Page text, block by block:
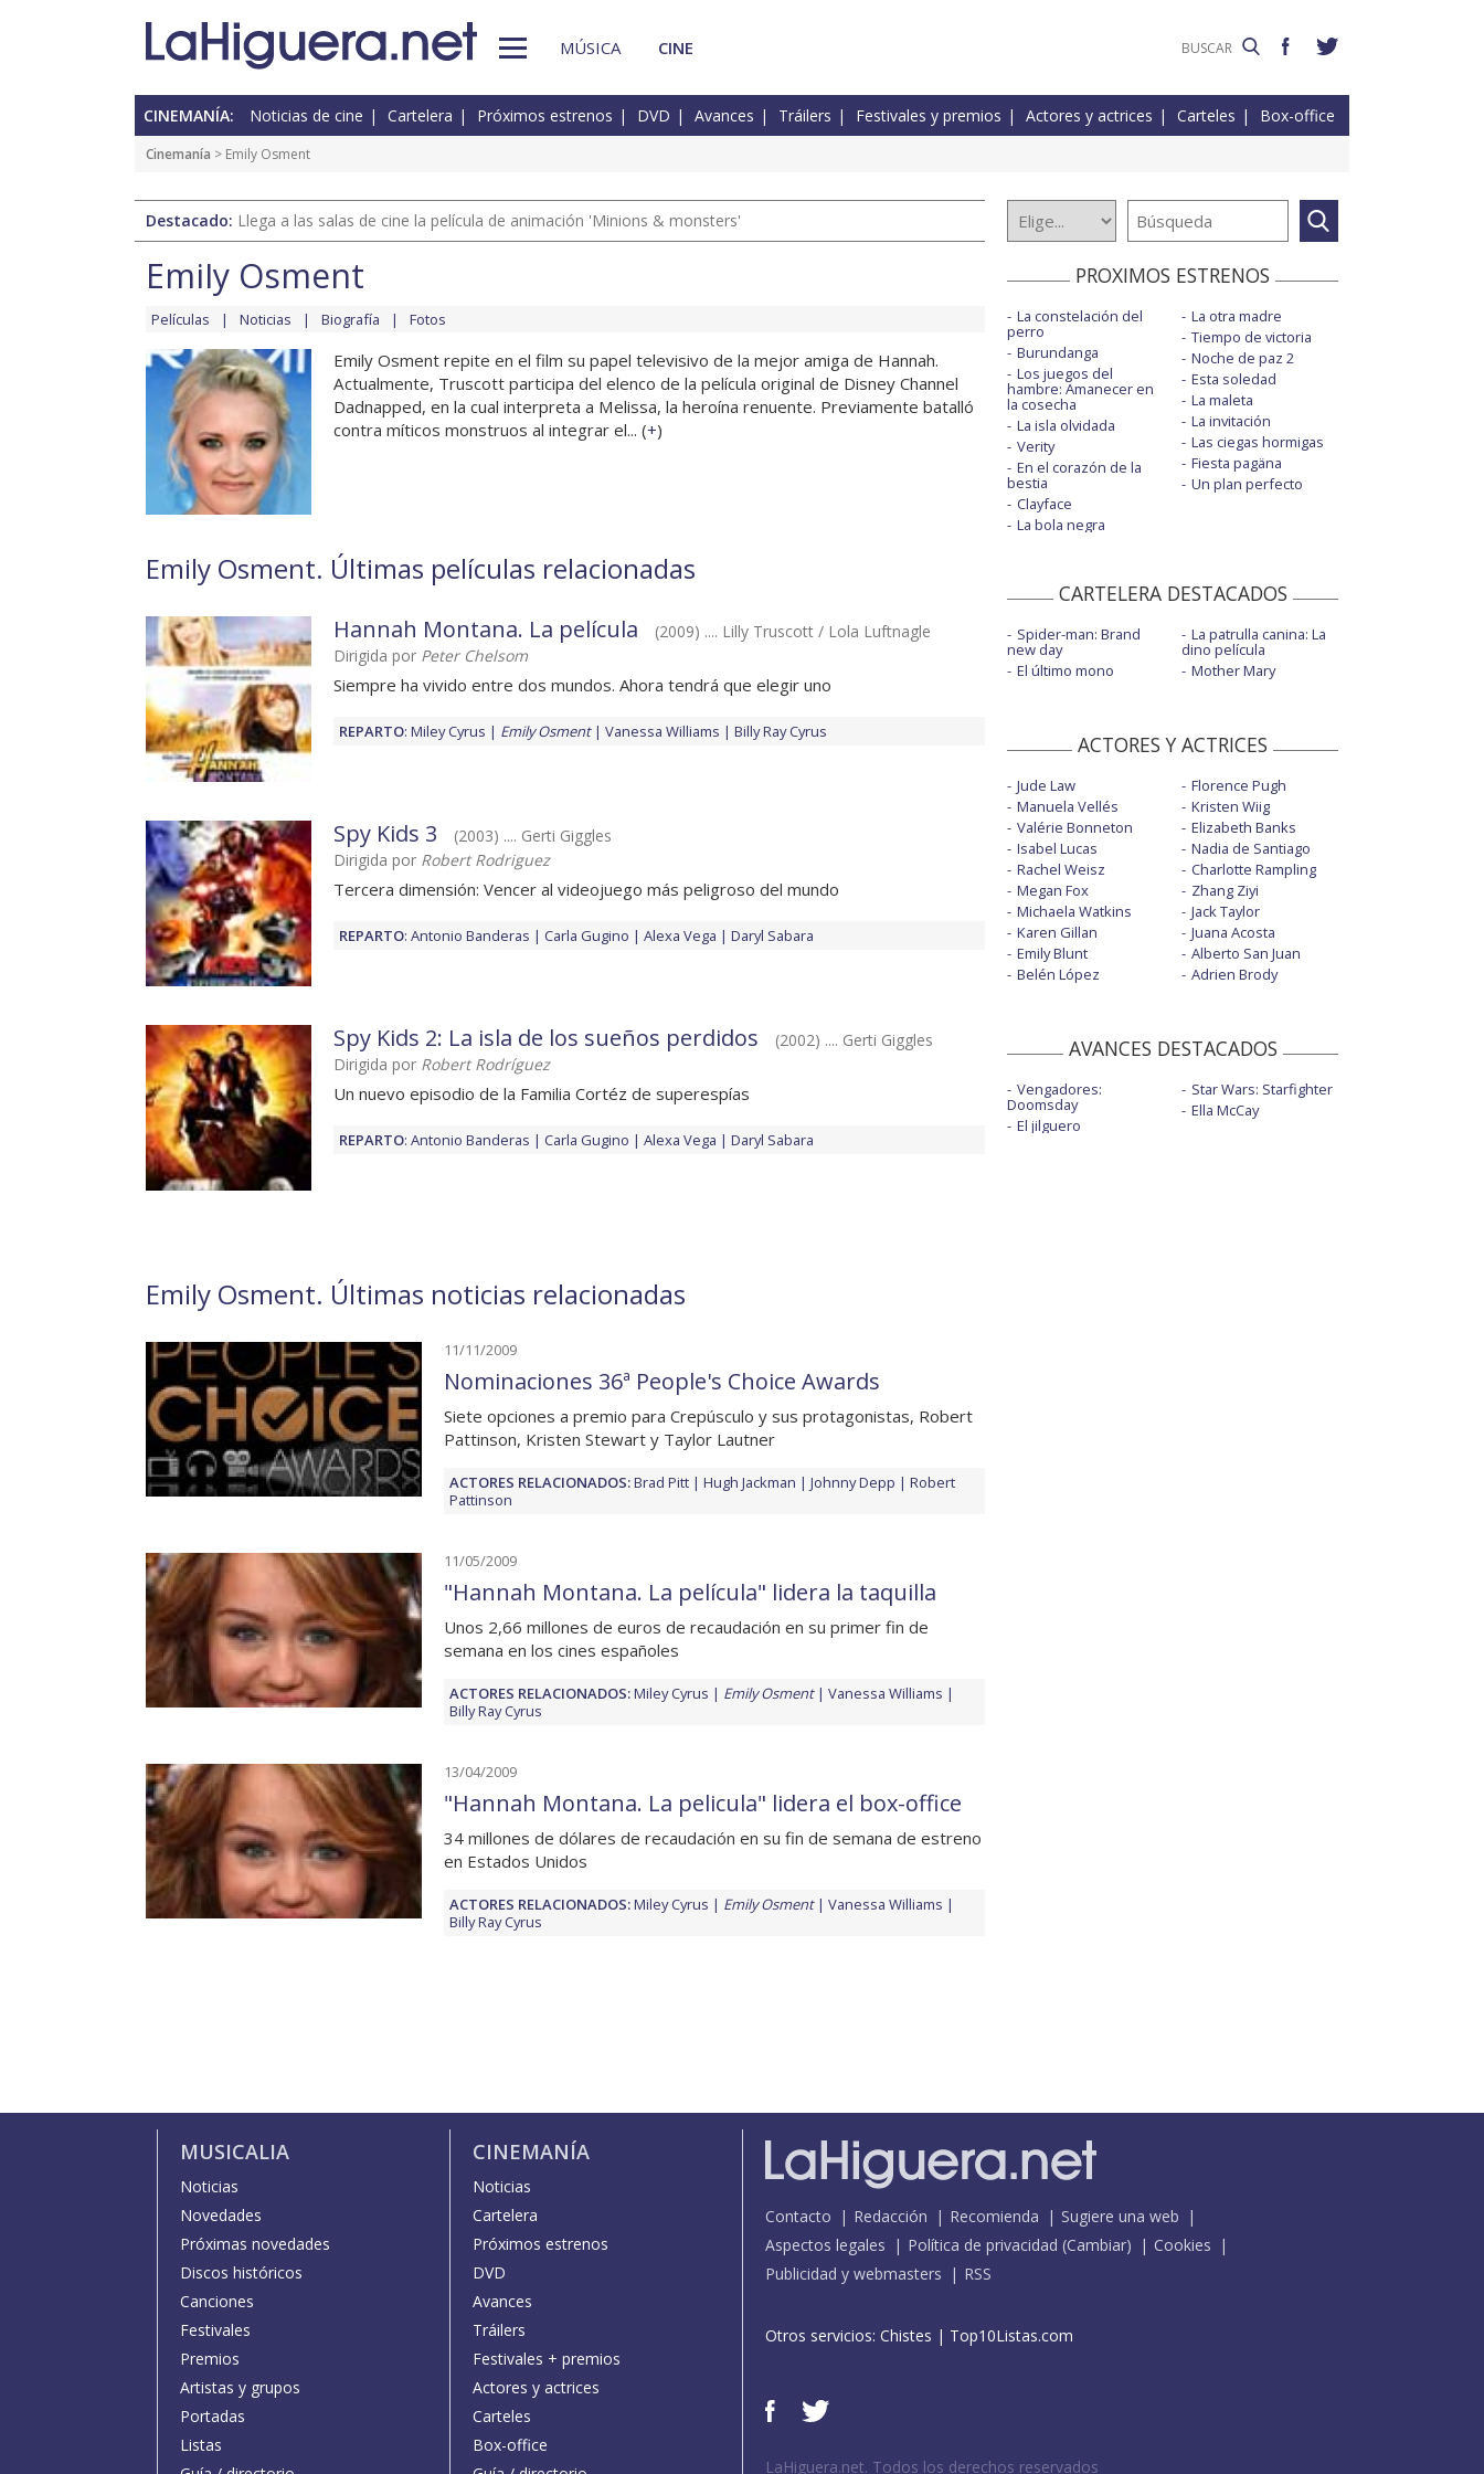
MÚSICA CINE
CINEMANÍA: Noticias de cine Cartelera Próximos estrenos DVD Avances Tráilers Festivales y premios Actores y actrices Carteles Box-office
Cinemanía > Emily Osment
Destacado: Llega a las salas de cine la película de animación 'Minions & monsters'
Emily Osment
Películas Noticias Biografía Fotos
Emily Osment repite en el film su papel televisivo de la mejor amiga de Hannah.
Actualmente, Truscott participa del elenco de la película original de Disney Channel
Dadnapped, en la cual interpreta a Melissa, la heroína renuente. Previamente batalló
contra míticos monstruos al integrar el... (+)
Emily Osment. Últimas películas relacionadas
Hannah Montana. La película
(2009) .... Lilly Truscott / Lola Luftnagle
Dirigida por Peter Chelsom
Siempre ha vivido entre dos mundos. Ahora tendrá que elegir uno
REPARTO: Miley Cyrus Emily Osment Vanessa Williams Billy Ray Cyrus
Spy Kids 3
(2003) .... Gerti Giggles
Dirigida por Robert Rodriguez
Tercera dimensión: Vencer al videojuego más peligroso del mundo
REPARTO: Antonio Banderas Carla Gugino Alexa Vega Daryl Sabara
Spy Kids 2: La isla de los sueños perdidos
(2002) .... Gerti Giggles
Dirigida por Robert Rodríguez
Un nuevo episodio de la Familia Cortéz de superespías
REPARTO: Antonio Banderas Carla Gugino Alexa Vega Daryl Sabara
Emily Osment. Últimas noticias relacionadas
11/11/2009
Nominaciones 36ª People's Choice Awards
Siete opciones a premio para Crepúsculo y sus protagonistas, Robert
Pattinson, Kristen Stewart y Taylor Lautner
ACTORES RELACIONADOS:Brad Pitt Hugh Jackman Johnny Depp
Robert
Pattinson
11/05/2009
"Hannah Montana. La película" lidera la taquilla
Unos 2,66 millones de euros de recaudación en su primer fin de
semana en los cines españoles
ACTORES RELACIONADOS:Miley Cyrus Emily Osment
Vanessa Williams
Billy Ray Cyrus
13/04/2009
"Hannah Montana. La pelicula" lidera el box-office
34 millones de dólares de recaudación en su fin de semana de estreno
en Estados Unidos
ACTORES RELACIONADOS:Miley Cyrus Emily Osment
Vanessa Williams
Billy Ray Cyrus
PROXIMOS ESTRENOS
La constelación del
perro
Burundanga
Los juegos del
hambre: Amanecer en
la cosecha
La isla olvidada
Verity
En el corazón de la
bestia
Clayface
La bola negra
La otra madre
Tiempo de victoria
Noche de paz 2
Esta soledad
La maleta
La invitación
Las ciegas hormigas
Fiesta pagäna
Un plan perfecto
CARTELERA DESTACADOS
Spider-man: Brand
new day
El último mono
La patrulla canina: La
dino película
Mother Mary
ACTORES Y ACTRICES
Jude Law
Manuela Vellés
Valérie Bonneton
Isabel Lucas
Rachel Weisz
Megan Fox
Michaela Watkins
Karen Gillan
Emily Blunt
Belén López
Florence Pugh
Kristen Wiig
Elizabeth Banks
Nadia de Santiago
Charlotte Rampling
Zhang Ziyi
Jack Taylor
Juana Acosta
Alberto San Juan
Adrien Brody
AVANCES DESTACADOS
Vengadores:
Doomsday
El jilguero
Star Wars: Starfighter
Ella McCay
MUSICALIA
Noticias
Novedades
Próximas novedades
Discos históricos
Canciones
Festivales
Premios
Artistas y grupos
Portadas
Listas
CINEMANÍA
Noticias
Cartelera
Próximos estrenos
DVD
Avances
Tráilers
Festivales + premios
Actores y actrices
Carteles
Box-office
Contacto Redacción Recomienda
Sugiere una web
Aspectos legales
Política de privacidad (Cambiar)
Cookies
Publicidad y webmasters
RSS
Otros servicios: Chistes | Top10Listas.com
LaHiguera.net. Todos los derechos reservados